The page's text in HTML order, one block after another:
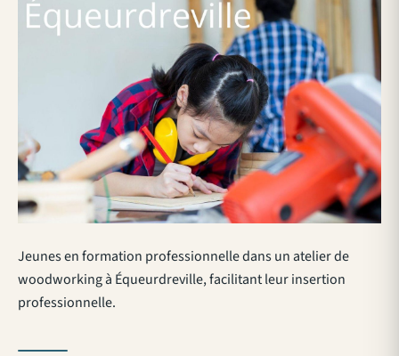
Jeunes en formation professionnelle dans un atelier de
woodworking à Équeurdreville, facilitant leur insertion
professionnelle.